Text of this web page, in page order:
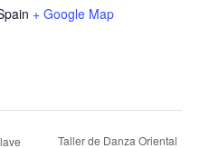
+ Google Map
Taller de Danza Oriental